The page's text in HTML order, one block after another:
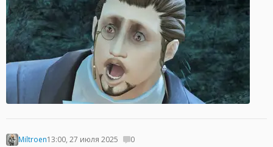
Miltroen13:00, 27 июля 2025 0